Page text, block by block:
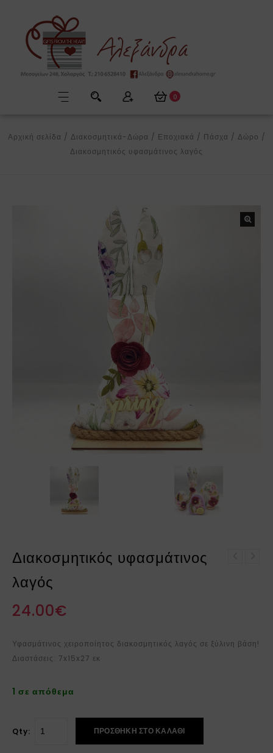
0
Αρχική σελίδα / Διακοσμητικά-Δώρα / Εποχιακά / Πάσχα / Δώρο /
Διακοσμητικός υφασμάτινος λαγός
Διακοσμητικός υφασμάτινος
λαγός
24.00€
Υφασμάτινος χειροποίητος διακοσμητικός λαγός σε ξύλινη βάση!
Διαστάσεις: 7x15x27 εκ
1 σε απόθεμα
Qty: ΠΡΟΣΘΉΚΗ ΣΤΟ ΚΑΛΆΘΙ